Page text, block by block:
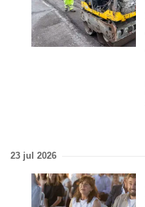
23 jul 2026